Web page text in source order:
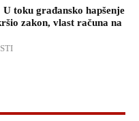
toku građansko hapšenje
zakon, vlast računa na